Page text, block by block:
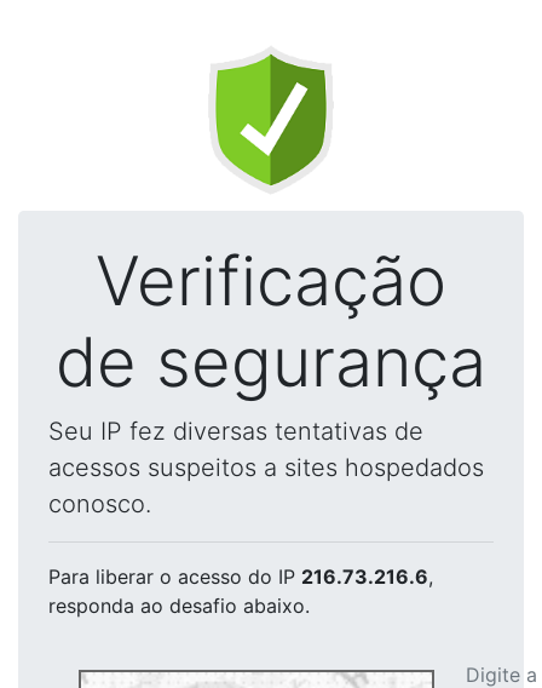
Verificação
de segurança
Seu IP fez diversas tentativas de
acessos suspeitos a sites hospedados
conosco.
Para liberar o acesso do IP 216.73.216.6,
responda ao desafio abaixo.
Digite